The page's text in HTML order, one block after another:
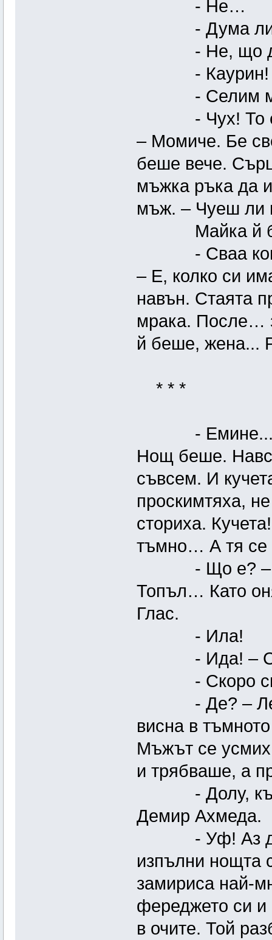
- Не…
- Дума ли
- Не, що да
- Каурин!
- Селим му
- Чух! То е
– Момиче. Бе
беше вече.
мъжка ръка да
мъж. – Чуеш ли
Майка й
- Сваа коща
– Е, колко си
навън. Стаята
мрака. После…
й беше, жена...
* * *
- Емине... –
Нощ беше.
съвсем. И
проскимтяха,
сториха.
тъмно… А тя се
- Що е? –
Топъл… Като
Глас.
- Ила!
- Ида! –
- Скоро си
- Де? –
висна в
Мъжът се
и трябваше, а
- Долу, къде
Демир Ахмеда.
- Уф! Аз
изпълни нощта
замириса най-
фереджето си и
в очите. Той